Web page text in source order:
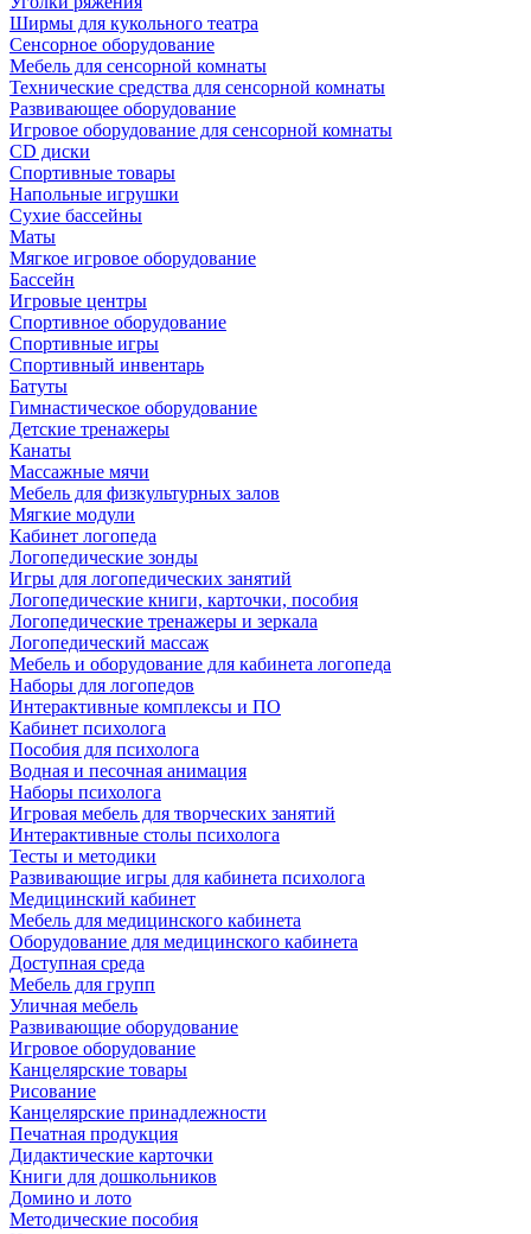
Ширмы для кукольного театра
Сенсорное оборудование
Мебель для сенсорной комнаты
Технические средства для сенсорной комнаты
Развивающее оборудование
Игровое оборудование для сенсорной комнаты
CD диски
Спортивные товары
Напольные игрушки
Сухие бассейны
Маты
Мягкое игровое оборудование
Бассейн
Игровые центры
Спортивное оборудование
Спортивные игры
Спортивный инвентарь
Батуты
Гимнастическое оборудование
Детские тренажеры
Канаты
Массажные мячи
Мебель для физкультурных залов
Мягкие модули
Кабинет логопеда
Логопедические зонды
Игры для логопедических занятий
Логопедические книги, карточки, пособия
Логопедические тренажеры и зеркала
Логопедический массаж
Мебель и оборудование для кабинета логопеда
Наборы для логопедов
Интерактивные комплексы и ПО
Кабинет психолога
Пособия для психолога
Водная и песочная анимация
Наборы психолога
Игровая мебель для творческих занятий
Интерактивные столы психолога
Тесты и методики
Развивающие игры для кабинета психолога
Медицинский кабинет
Мебель для медицинского кабинета
Оборудование для медицинского кабинета
Доступная среда
Мебель для групп
Уличная мебель
Развивающие оборудование
Игровое оборудование
Канцелярские товары
Рисование
Канцелярские принадлежности
Печатная продукция
Дидактические карточки
Книги для дошкольников
Домино и лото
Методические пособия